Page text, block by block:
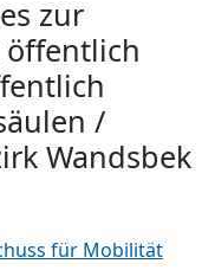
zur
/
Wandsbek
für Mobilität